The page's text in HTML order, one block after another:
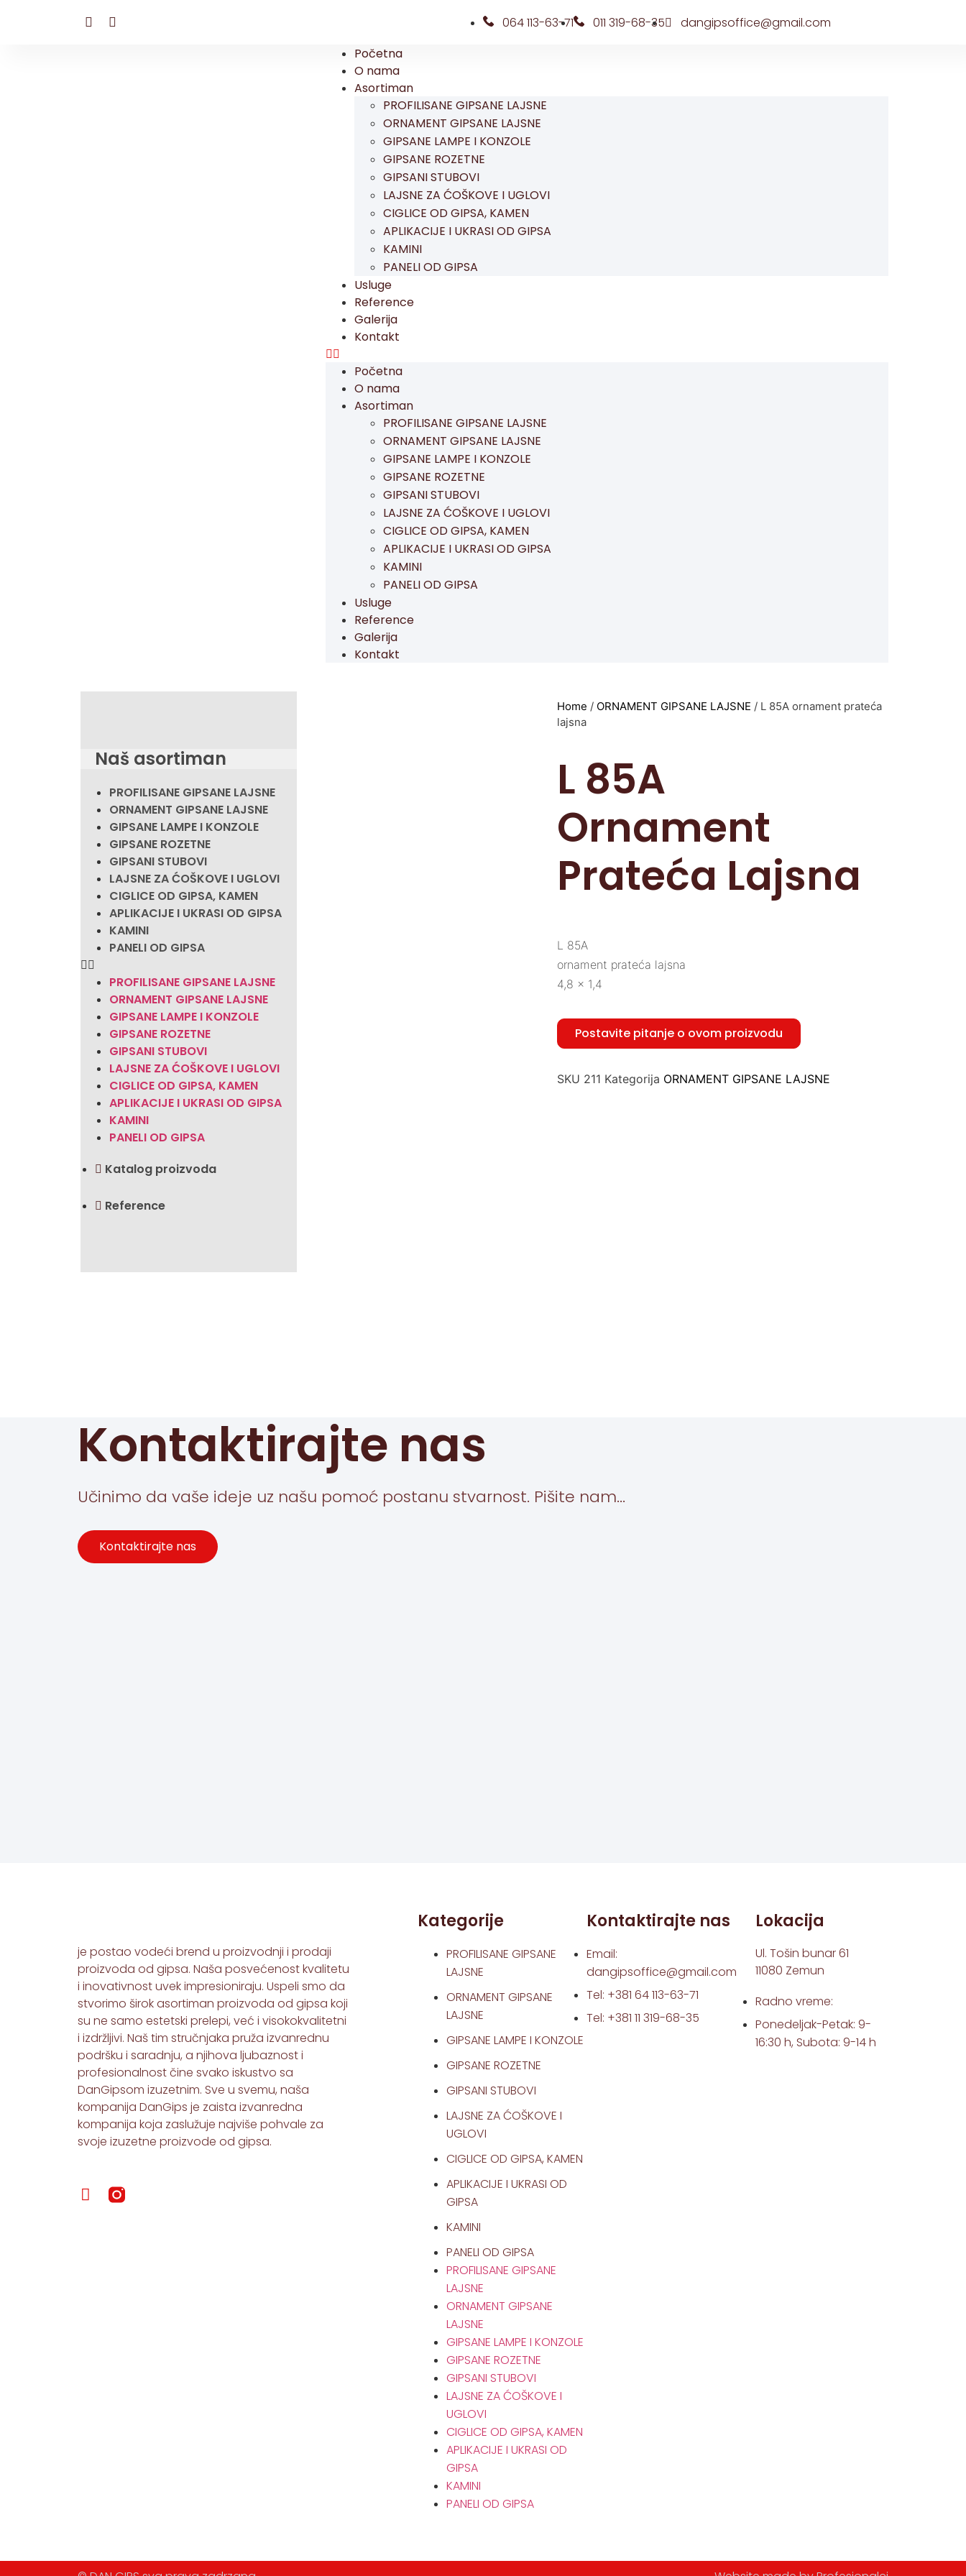
064 113-63-71 011 319-68-35
dangipsoffice@gmail.com
Početna
O nama
Asortiman
PROFILISANE GIPSANE LAJSNE
ORNAMENT GIPSANE LAJSNE
GIPSANE LAMPE I KONZOLE
GIPSANE ROZETNE
GIPSANI STUBOVI
LAJSNE ZA ĆOŠKOVE I UGLOVI
CIGLICE OD GIPSA, KAMEN
APLIKACIJE I UKRASI OD GIPSA
KAMINI
PANELI OD GIPSA
Usluge
Reference
Galerija
Kontakt
Početna
O nama
Asortiman
PROFILISANE GIPSANE LAJSNE
ORNAMENT GIPSANE LAJSNE
GIPSANE LAMPE I KONZOLE
GIPSANE ROZETNE
GIPSANI STUBOVI
LAJSNE ZA ĆOŠKOVE I UGLOVI
CIGLICE OD GIPSA, KAMEN
APLIKACIJE I UKRASI OD GIPSA
KAMINI
PANELI OD GIPSA
Usluge
Reference
Galerija
Kontakt
Naš asortiman
PROFILISANE GIPSANE LAJSNE
ORNAMENT GIPSANE LAJSNE
GIPSANE LAMPE I KONZOLE
GIPSANE ROZETNE
GIPSANI STUBOVI
LAJSNE ZA ĆOŠKOVE I UGLOVI
CIGLICE OD GIPSA, KAMEN
APLIKACIJE I UKRASI OD GIPSA
KAMINI
PANELI OD GIPSA
PROFILISANE GIPSANE LAJSNE
ORNAMENT GIPSANE LAJSNE
GIPSANE LAMPE I KONZOLE
GIPSANE ROZETNE
GIPSANI STUBOVI
LAJSNE ZA ĆOŠKOVE I UGLOVI
CIGLICE OD GIPSA, KAMEN
APLIKACIJE I UKRASI OD GIPSA
KAMINI
PANELI OD GIPSA
Katalog proizvoda
Reference
Home / ORNAMENT GIPSANE LAJSNE / L 85A ornament prateća
lajsna
L 85A
Ornament
Prateća Lajsna
L 85A
ornament prateća lajsna
4,8 x 1,4
Postavite pitanje o ovom proizvodu
SKU 211 Kategorija ORNAMENT GIPSANE LAJSNE
Kontaktirajte nas
Učinimo da vaše ideje uz našu pomoć postanu stvarnost. Pišite nam...
Kontaktirajte nas
je postao vodeći brend u proizvodnji i prodaji
proizvoda od gipsa. Naša posvećenost kvalitetu
i inovativnost uvek impresioniraju. Uspeli smo da
stvorimo širok asortiman proizvoda od gipsa koji
su ne samo estetski prelepi, već i visokokvalitetni
i izdržljivi. Naš tim stručnjaka pruža izvanrednu
podršku i saradnju, a njihova ljubaznost i
profesionalnost čine svako iskustvo sa
DanGipsom izuzetnim. Sve u svemu, naša
kompanija DanGips je zaista izvanredna
kompanija koja zaslužuje najviše pohvale za
svoje izuzetne proizvode od gipsa.
Kategorije
PROFILISANE GIPSANE
LAJSNE
ORNAMENT GIPSANE
LAJSNE
GIPSANE LAMPE I KONZOLE
GIPSANE ROZETNE
GIPSANI STUBOVI
LAJSNE ZA ĆOŠKOVE I
UGLOVI
CIGLICE OD GIPSA, KAMEN
APLIKACIJE I UKRASI OD
GIPSA
KAMINI
PANELI OD GIPSA
PROFILISANE GIPSANE
LAJSNE
ORNAMENT GIPSANE
LAJSNE
GIPSANE LAMPE I KONZOLE
GIPSANE ROZETNE
GIPSANI STUBOVI
LAJSNE ZA ĆOŠKOVE I
UGLOVI
CIGLICE OD GIPSA, KAMEN
APLIKACIJE I UKRASI OD
GIPSA
KAMINI
PANELI OD GIPSA
Kontaktirajte nas
Email:
dangipsoffice@gmail.com
Tel: +381 64 113-63-71
Tel: +381 11 319-68-35
Lokacija
Ul. Tošin bunar 61
11080 Zemun
Radno vreme:
Ponedeljak-Petak: 9-
16:30 h, Subota: 9-14 h